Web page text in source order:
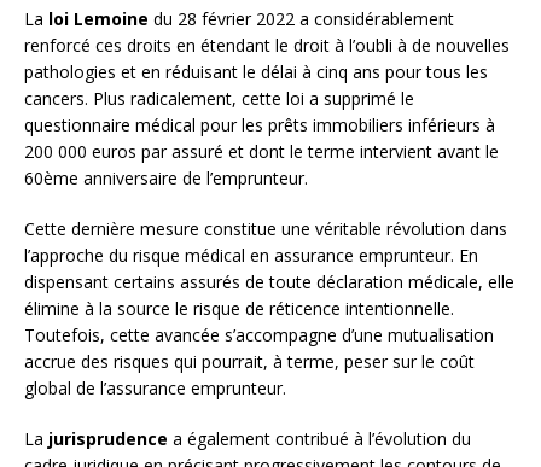
La loi Lemoine du 28 février 2022 a considérablement
renforcé ces droits en étendant le droit à l’oubli à de nouvelles
pathologies et en réduisant le délai à cinq ans pour tous les
cancers. Plus radicalement, cette loi a supprimé le
questionnaire médical pour les prêts immobiliers inférieurs à
200 000 euros par assuré et dont le terme intervient avant le
60ème anniversaire de l’emprunteur.
Cette dernière mesure constitue une véritable révolution dans
l’approche du risque médical en assurance emprunteur. En
dispensant certains assurés de toute déclaration médicale, elle
élimine à la source le risque de réticence intentionnelle.
Toutefois, cette avancée s’accompagne d’une mutualisation
accrue des risques qui pourrait, à terme, peser sur le coût
global de l’assurance emprunteur.
La jurisprudence a également contribué à l’évolution du